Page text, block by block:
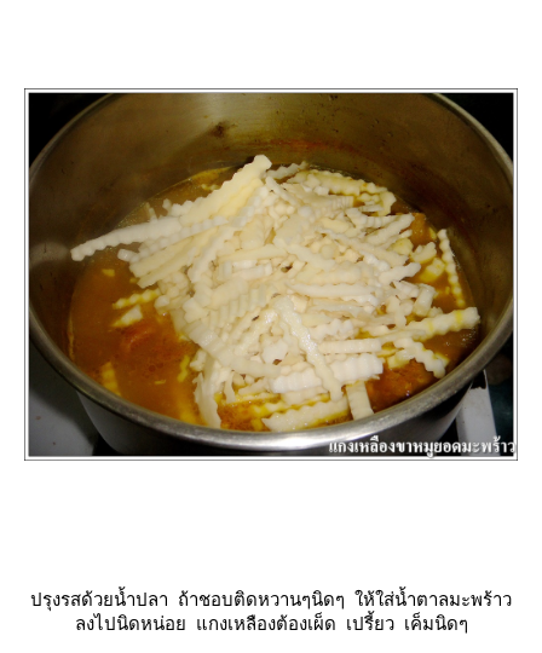
ปรุงรสด้วยน้ำปลา ถ้าชอบติดหวานๆนิดๆ ให้ใส่น้ำตาลมะพร้าว
ลงไปนิดหน่อย แกงเหลืองต้องเผ็ด เปรี้ยว เค็มนิดๆ